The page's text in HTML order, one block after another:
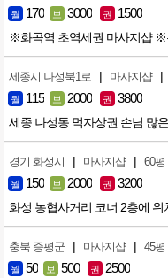
월 170 보 3000 권 1500
※화곡역 초역세권 마사지샵
세종시 나성북1로 | 마사지샵 |
월 115 보 2000 권 3800
세종 나성동 먹자상권 손님 많
경기 화성시 | 마사지샵 | 60평
월 150 보 2000 권 3200
화성 농협사거리 코너 2층에 위
충북 증평군 | 마사지샵 | 45평
월 50 보 500 권 2500